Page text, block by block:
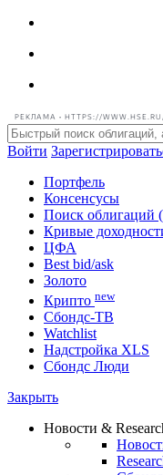
РЕКЛАМА • HTTPS://
Войти
Портфель
Консенсусы
Поиск облигаций
Кривые доходности
ЦФА
Best bid/ask
Золото
Крипто new
Watchlist
Сбондс Люди